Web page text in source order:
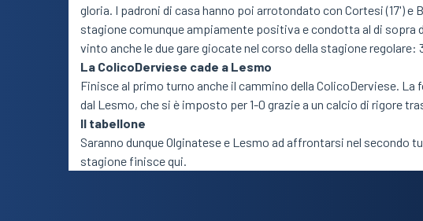
gloria. I padroni di casa hanno poi arrotondato con Cortesi (17') e
stagione comunque ampiamente positiva e condotta al di sopra
vinto anche le due gare giocate nel corso della stagione regolare:
La ColicoDerviese cade a Lesmo
Finisce al primo turno anche il cammino della ColicoDerviese.
dal Lesmo, che si è imposto per 1-0 grazie a un calcio di rigore
Il tabellone
Saranno dunque Olginatese e Lesmo ad affrontarsi nel secondo
stagione finisce qui.